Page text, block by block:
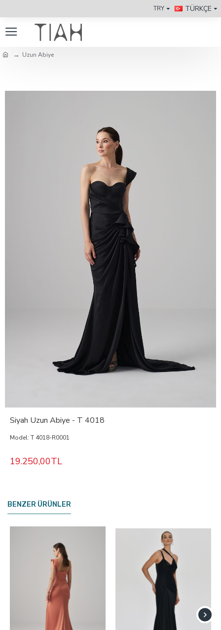
TRY TÜRKÇE
Uzun Abiye
Siyah Uzun Abiye - T 4018
19.250,00TL
Model: T 4018-R0001
BENZER ÜRÜNLER